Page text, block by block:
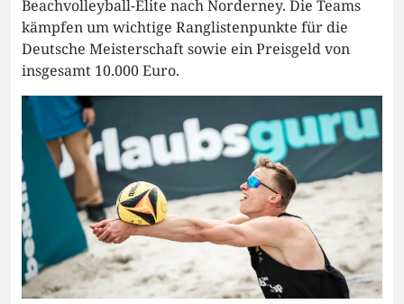
Beachvolleyball-Elite nach Norderney. Die Teams
kämpfen um wichtige Ranglistenpunkte für die
Deutsche Meisterschaft sowie ein Preisgeld von
insgesamt 10.000 Euro.